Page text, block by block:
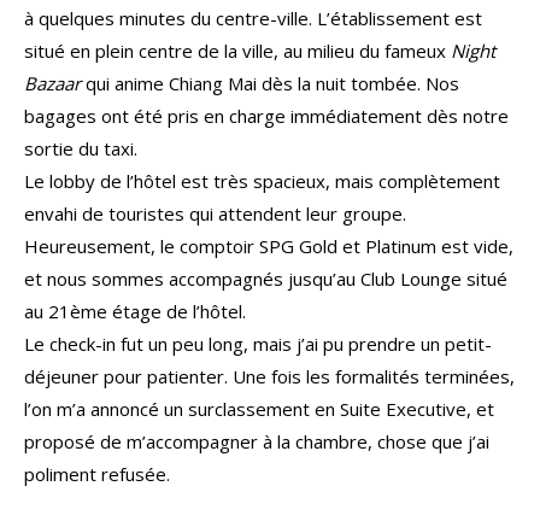
à quelques minutes du centre-ville. L’établissement est
situé en plein centre de la ville, au milieu du fameux Night
Bazaarqui anime Chiang Mai dès la nuit tombée. Nos
bagages ont été pris en charge immédiatement dès notre
sortie du taxi.
Le lobby de l’hôtel est très spacieux, mais complètement
envahi de touristes qui attendent leur groupe.
Heureusement, le comptoir SPG Gold et Platinum est vide,
et nous sommes accompagnés jusqu’au Club Lounge situé
au 21ème étage de l’hôtel.
Le check-in fut un peu long, mais j’ai pu prendre un petit-
déjeuner pour patienter. Une fois les formalités terminées,
l’on m’a annoncé un surclassement en Suite Executive, et
proposé de m’accompagner à la chambre, chose que j’ai
poliment refusée.